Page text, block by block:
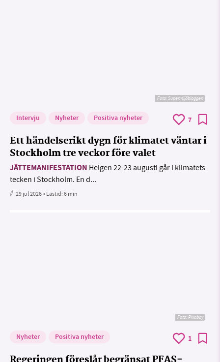
Foto: Supermijöbloggen
Intervju Nyheter Positiva nyheter 7
Ett händelserikt dygn för klimatet väntar i
Stockholm tre veckor före valet
JÄTTEMANIFESTATION Helgen 22-23 augusti går i klimatets
tecken i Stockholm. En d...
29 jul 2026• Lästid:6 min
Foto:Pixabay
Nyheter Positiva nyheter 1